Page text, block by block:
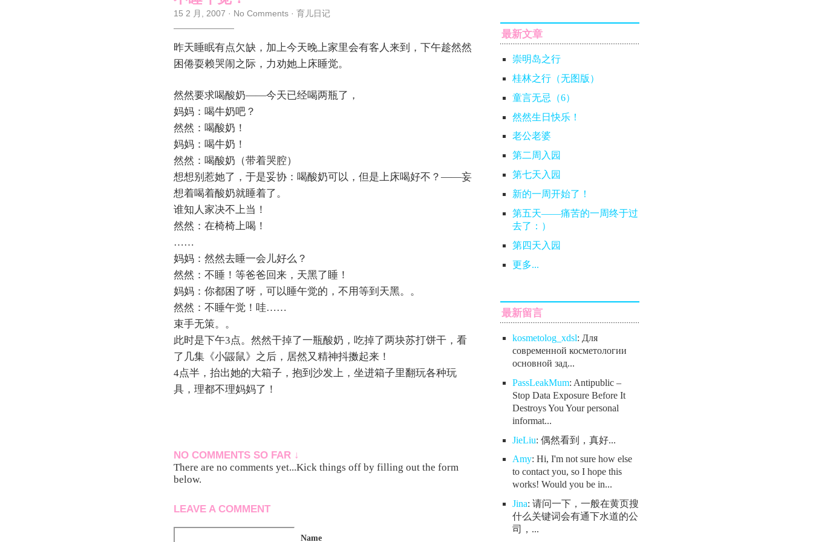
15 2 月, 2007 · No Comments · 育儿日记
昨天睡眠有点欠缺，加上今天晚上家里会有客人来到，下午趁然然
困倦耍赖哭闹之际，力劝她上床睡觉。
然然要求喝酸奶——今天已经喝两瓶了，
妈妈：喝牛奶吧？
然然：喝酸奶！
妈妈：喝牛奶！
然然：喝酸奶（带着哭腔）
想想别惹她了，于是妥协：喝酸奶可以，但是上床喝好不？——妄
想着喝着酸奶就睡着了。
谁知人家决不上当！
然然：在椅椅上喝！
……
妈妈：然然去睡一会儿好么？
然然：不睡！等爸爸回来，天黑了睡！
妈妈：你都困了呀，可以睡午觉的，不用等到天黑。。
然然：不睡午觉！哇……
束手无策。。
此时是下午3点。然然干掉了一瓶酸奶，吃掉了两块苏打饼干，看
了几集《小鼹鼠》之后，居然又精神抖擞起来！
4点半，抬出她的大箱子，抱到沙发上，坐进箱子里翻玩各种玩
具，理都不理妈妈了！
NO COMMENTS SO FAR ↓
There are no comments yet...Kick things off by filling out the form
below.
LEAVE A COMMENT
Name
最新文章
崇明岛之行
桂林之行（无图版）
童言无忌（6）
然然生日快乐！
老公老婆
第二周入园
第七天入园
新的一周开始了！
第五天——痛苦的一周终于过
去了：）
第四天入园
更多...
最新留言
kosmetolog_xdsl: Для
современной косметологии
основной зад...
PassLeakMum: Antipublic –
Stop Data Exposure Before It
Destroys You Your personal
informat...
JieLiu: 偶然看到，真好...
Amy: Hi, I'm not sure how else
to contact you, so I hope this
works! Would you be in...
Jina: 请问一下，一般在黄页搜
什么关键词会有通下水道的公
司，...